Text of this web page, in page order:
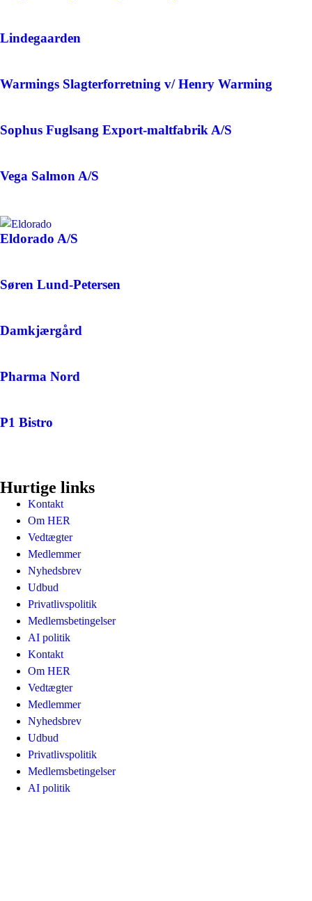
Lindegaarden
Warmings Slagterforretning v/ Henry Warming
Sophus Fuglsang Export-maltfabrik A/S
Vega Salmon A/S
Eldorado A/S
Søren Lund-Petersen
Damkjærgård
Pharma Nord
P1 Bistro
Hurtige links
Kontakt
Om HER
Vedtægter
Medlemmer
Nyhedsbrev
Udbud
Privatlivspolitik
Medlemsbetingelser
AI politik
Kontakt
Om HER
Vedtægter
Medlemmer
Nyhedsbrev
Udbud
Privatlivspolitik
Medlemsbetingelser
AI politik